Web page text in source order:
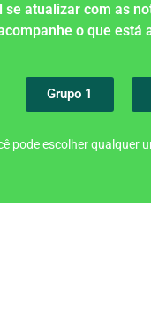
se atualizar com as
o que
Grupo 1
pode escolher qualquer